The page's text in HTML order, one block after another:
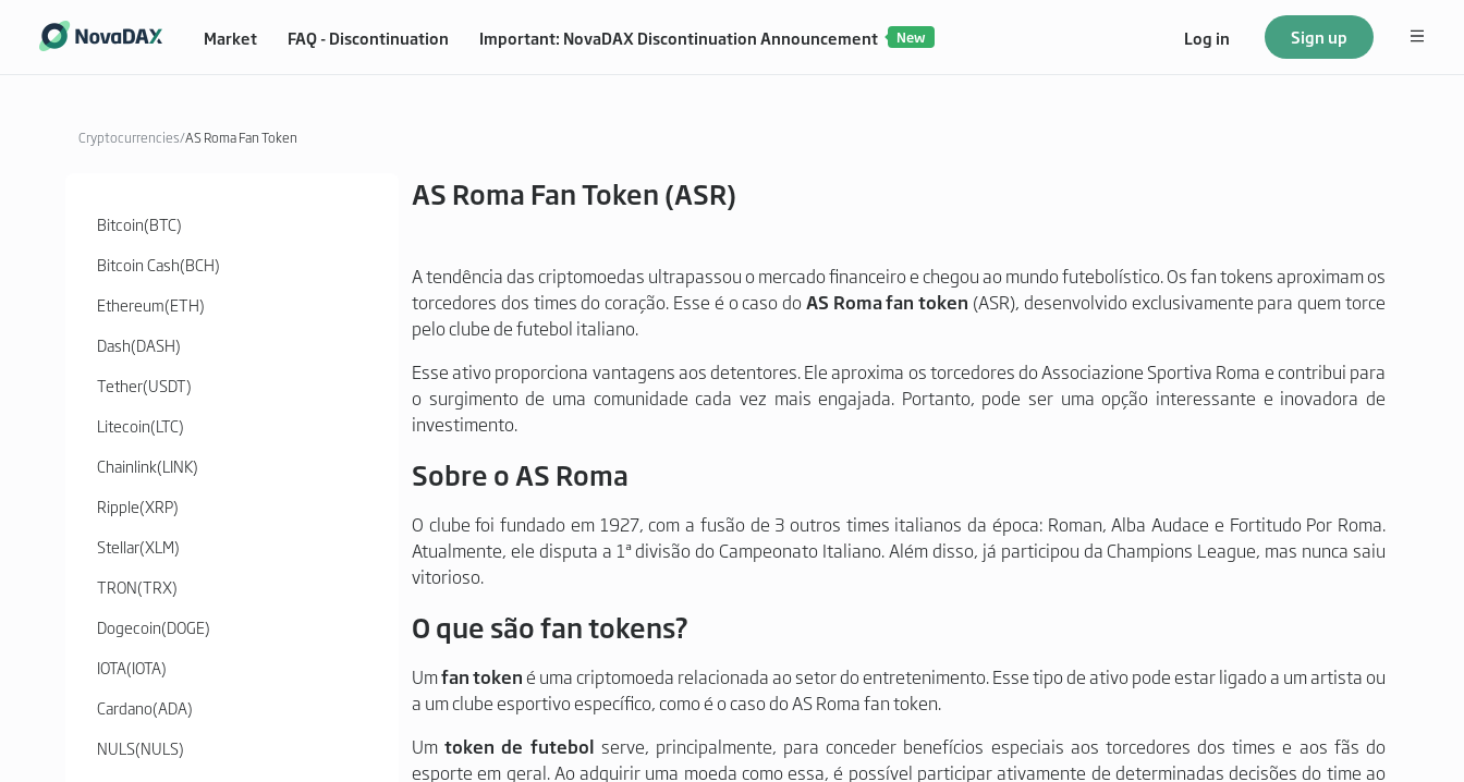
Market FAQ - Discontinuation Important: NovaDAX Discontinuation Announcement New Log in Sign up
Cryptocurrencies/AS Roma Fan Token
Bitcoin(BTC)
Bitcoin Cash(BCH)
Ethereum(ETH)
Dash(DASH)
Tether(USDT)
Litecoin(LTC)
Chainlink(LINK)
Ripple(XRP)
Stellar(XLM)
TRON(TRX)
Dogecoin(DOGE)
IOTA(IOTA)
Cardano(ADA)
NULS(NULS)
AS Roma Fan Token (ASR)
A tendência das criptomoedas ultrapassou o mercado financeiro e chegou ao mundo futebolístico. Os fan tokens aproximam os
torcedores dos times do coração. Esse é o caso doAS Roma fan token (ASR), desenvolvido exclusivamente para quem torce
pelo clube de futebol italiano.
Esse ativo proporciona vantagens aos detentores. Ele aproxima os torcedores do Associazione Sportiva Roma e contribui para
o surgimento de uma comunidade cada vez mais engajada. Portanto, pode ser uma opção interessante e inovadora de
investimento.
Sobre o AS Roma
O clube foi fundado em 1927, com a fusão de 3 outros times italianos da época: Roman, Alba Audace e Fortitudo Por Roma.
Atualmente, ele disputa a 1ª divisão do Campeonato Italiano. Além disso, já participou da Champions League, mas nunca saiu
vitorioso.
O que são fan tokens?
Umfan tokené uma criptomoeda relacionada ao setor do entretenimento. Esse tipo de ativo pode estar ligado a um artista ou
a um clube esportivo específico, como é o caso do AS Roma fan token.
Umtoken de futebol serve, principalmente, para conceder benefícios especiais aos torcedores dos times e aos fãs do
esporte em geral. Ao adquirir uma moeda como essa, é possível participar ativamente de determinadas decisões do time ao